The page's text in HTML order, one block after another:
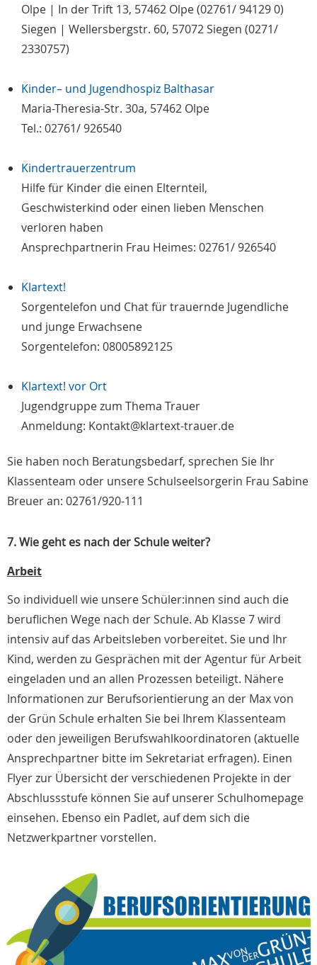
Olpe | In der Trift 13, 57462 Olpe (02761/ 94129 0)
Siegen | Wellersbergstr. 60, 57072 Siegen (0271/
2330757)
Kinder– und Jugendhospiz Balthasar
Maria-Theresia-Str. 30a, 57462 Olpe
Tel.: 02761/ 926540
Kindertrauerzentrum
Hilfe für Kinder die einen Elternteil,
Geschwisterkind oder einen lieben Menschen
verloren haben
Ansprechpartnerin Frau Heimes: 02761/ 926540
Klartext!
Sorgentelefon und Chat für trauernde Jugendliche
und junge Erwachsene
Sorgentelefon: 08005892125
Klartext! vor Ort
Jugendgruppe zum Thema Trauer
Anmeldung: Kontakt@klartext-trauer.de
Sie haben noch Beratungsbedarf, sprechen Sie Ihr
Klassenteam oder unsere Schulseelsorgerin Frau Sabine
Breuer an: 02761/920-111
7. Wie geht es nach der Schule weiter?
Arbeit
So individuell wie unsere Schüler:innen sind auch die
beruflichen Wege nach der Schule. Ab Klasse 7 wird
intensiv auf das Arbeitsleben vorbereitet. Sie und Ihr
Kind, werden zu Gesprächen mit der Agentur für Arbeit
eingeladen und an allen Prozessen beteiligt. Nähere
Informationen zur Berufsorientierung an der Max von
der Grün Schule erhalten Sie bei Ihrem Klassenteam
oder den jeweiligen Berufswahlkoordinatoren (aktuelle
Ansprechpartner bitte im Sekretariat erfragen). Einen
Flyer zur Übersicht der verschiedenen Projekte in der
Abschlussstufe können Sie auf unserer Schulhomepage
einsehen. Ebenso ein Padlet, auf dem sich die
Netzwerkpartner vorstellen.